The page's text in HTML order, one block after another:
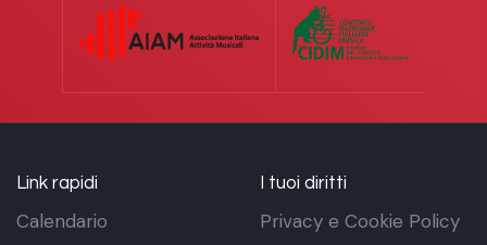
Link rapidi
Calendario
I tuoi diritti
Privacy e Cookie Policy